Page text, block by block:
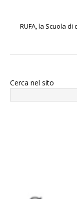
RUFA, la Scuola
Cerca nel sito